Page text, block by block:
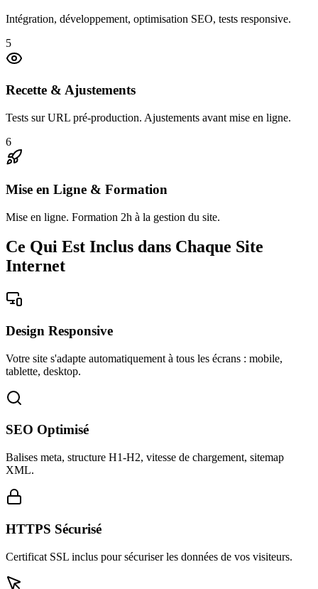
Intégration, développement, optimisation SEO, tests responsive.
5
Recette & Ajustements
Tests sur URL pré-production. Ajustements avant mise en ligne.
6
Mise en Ligne & Formation
Mise en ligne. Formation 2h à la gestion du site.
Ce Qui Est Inclus dans Chaque Site
Internet
Design Responsive
Votre site s'adapte automatiquement à tous les écrans : mobile,
tablette, desktop.
SEO Optimisé
Balises meta, structure H1-H2, vitesse de chargement, sitemap
XML.
HTTPS Sécurisé
Certificat SSL inclus pour sécuriser les données de vos visiteurs.